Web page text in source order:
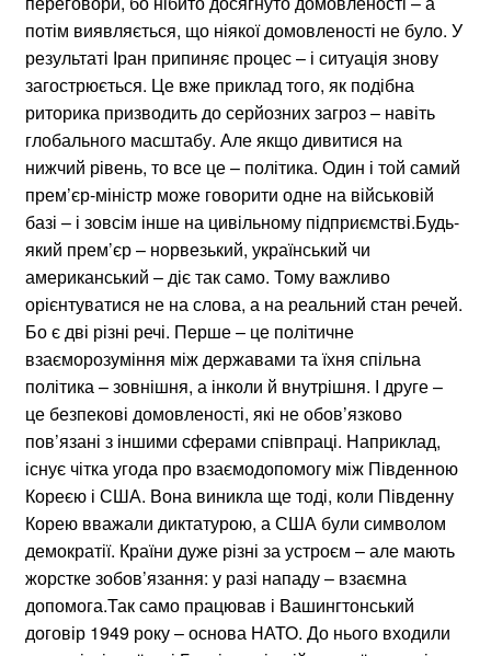
потім виявляється, що ніякої домовленості не було. У
результаті Іран припиняє процес – і ситуація знову
загострюється. Це вже приклад того, як подібна
риторика призводить до серйозних загроз – навіть
глобального масштабу. Але якщо дивитися на
нижчий рівень, то все це – політика. Один і той самий
прем’єр-міністр може говорити одне на військовій
базі – і зовсім інше на цивільному підприємстві.Будь-
який прем’єр – норвезький, український чи
американський – діє так само. Тому важливо
орієнтуватися не на слова, а на реальний стан речей.
Бо є дві різні речі. Перше – це політичне
взаєморозуміння між державами та їхня спільна
політика – зовнішня, а інколи й внутрішня. І друге –
це безпекові домовленості, які не обов’язково
пов’язані з іншими сферами співпраці. Наприклад,
існує чітка угода про взаємодопомогу між Південною
Кореєю і США. Вона виникла ще тоді, коли Південну
Корею вважали диктатурою, а США були символом
демократії. Країни дуже різні за устроєм – але мають
жорстке зобов’язання: у разі нападу – взаємна
допомога.Так само працював і Вашингтонський
договір 1949 року – основа НАТО. До нього входили